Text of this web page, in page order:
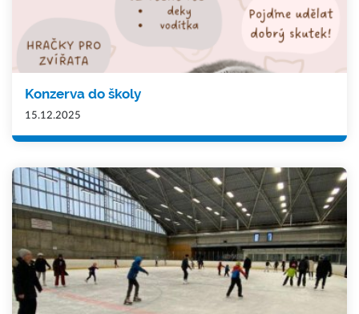
Konzerva do školy
15.12.2025